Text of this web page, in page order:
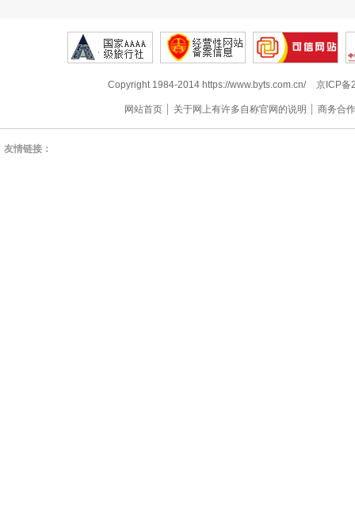
Copyright 1984-2014 https://www.byts.com.cn/ 京ICP备
网站首页 关于网上有许多自称官网的说明 商务合
友情链接：